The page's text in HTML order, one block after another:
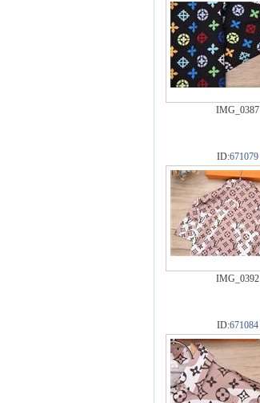
IMG_0387
ID:671079
IMG_0392
ID:671084